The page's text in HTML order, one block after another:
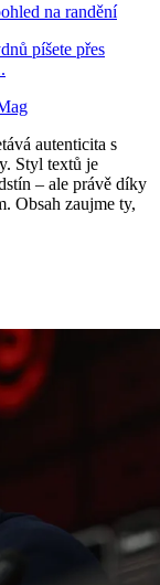
na randění
píšete přes
autenticita s
Styl textů je
– ale právě díky
Obsah zaujme ty,